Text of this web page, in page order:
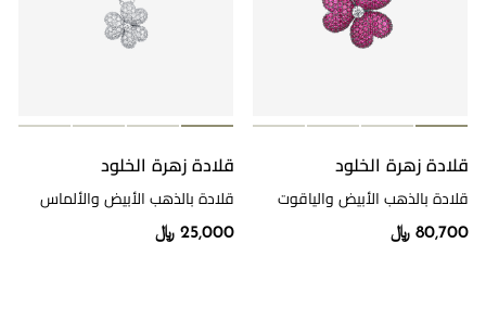
قلادة زهرة الخلود
قلادة بالذهب الأبيض والياقوت
80,700 ﷼
قلادة زهرة الخلود
قلادة بالذهب الأبيض والألماس
25,000 ﷼